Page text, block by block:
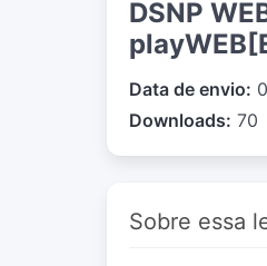
DSNP
Data de envio:
Downloads: 70
Sobre essa